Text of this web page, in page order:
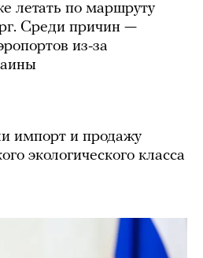
летать по маршруту
Среди причин —
из-за
импорт и продажу
экологического класса